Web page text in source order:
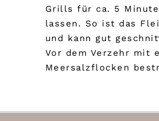
Grills für ca. 5
lassen. So ist das
und kann gut
Vor dem Verzehr mit
Meersalzflocken